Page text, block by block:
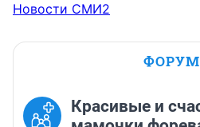
Новости СМИ2
Красивые и